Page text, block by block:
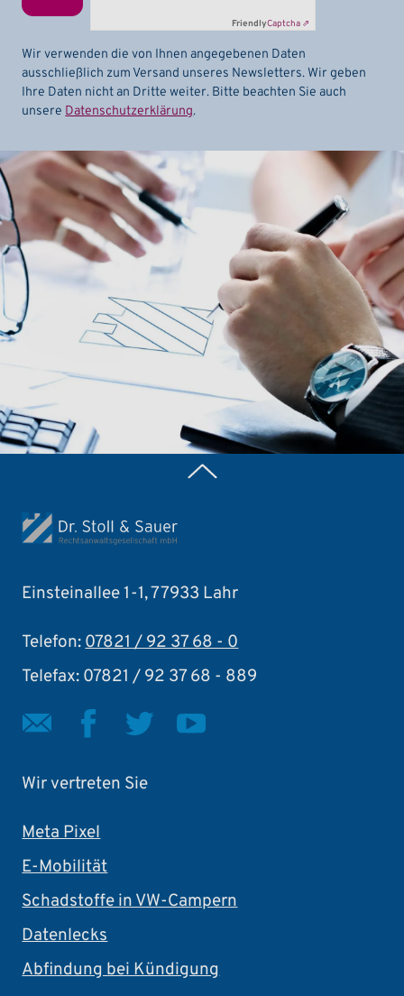
FriendlyCaptcha ⇗
Wir verwenden die von Ihnen angegebenen Daten
ausschließlich zum Versand unseres Newsletters. Wir geben
Ihre Daten nicht an Dritte weiter. Bitte beachten Sie auch
unsere Datenschutzerklärung.
Zurück nach oben
Einsteinallee 1-1, 77933 Lahr
Telefon: 07821 / 92 37 68 - 0
Telefax: 07821 / 92 37 68 - 889
Wir vertreten Sie
Meta Pixel
E-Mobilität
Schadstoffe in VW-Campern
Datenlecks
Abfindung bei Kündigung